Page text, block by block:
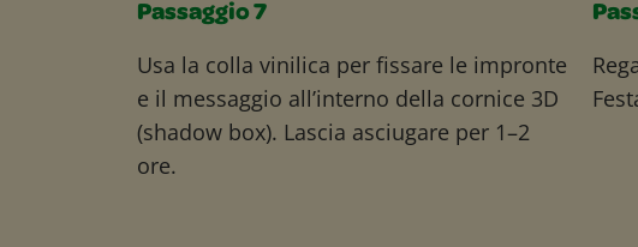
Passaggio 7
Usa la colla vinilica per fissare le impronte
e il messaggio all’interno della cornice 3D
(shadow box). Lascia asciugare per 1–2
ore.